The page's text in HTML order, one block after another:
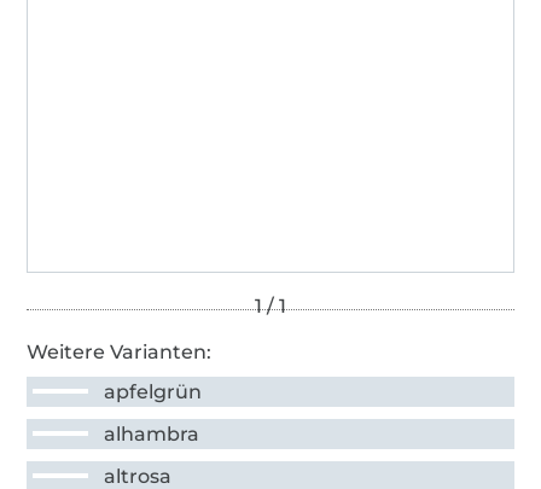
Weitere Varianten:
apfelgrün
alhambra
altrosa